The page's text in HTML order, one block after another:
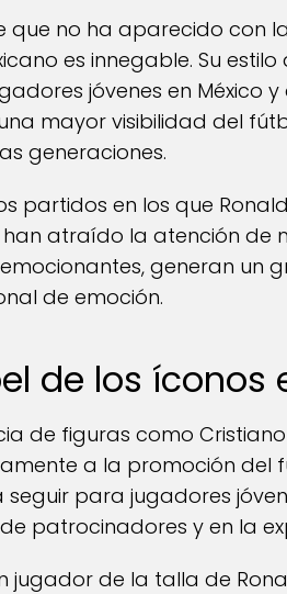
que no ha aparecido con
es innegable. Su
jóvenes en México
mayor visibilidad del
generaciones.
partidos en los que
atraído la atención de
generan un
de emoción.
de los
de figuras como
a la promoción del
seguir para jugadores
patrocinadores y en la
jugador de la talla de